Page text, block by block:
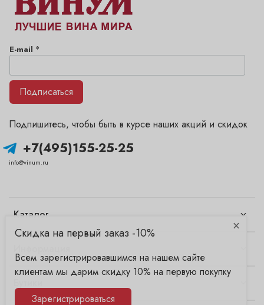
Каталог
+7(495)155-25-25
info@vinum.ru
Подпишитесь, чтобы быть в курсе наших акций и скидок
E-mail *
Подписаться
×
Скидка на первый заказ -10%
Всем зарегистрировавшимся на нашем сайте
клиентам мы дарим скидку 10% на первую покупку
Зарегистрироваться